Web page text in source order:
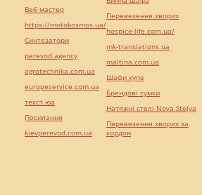
Веб мастер
https://motokosmos.ua/
Синтезатори
perevod.agency
agrotechnika.com.ua
europeservice.com.ua
текст юа
Посилання
kievperevod.com.ua
Перевезення хворих
hospice-life.com.ua/
mk-translations.ua
maltina.com.ua
Шафи купе
Брендові сумки
Натяжні стелі Nova Stelya
Перевезення хворих за
кордон